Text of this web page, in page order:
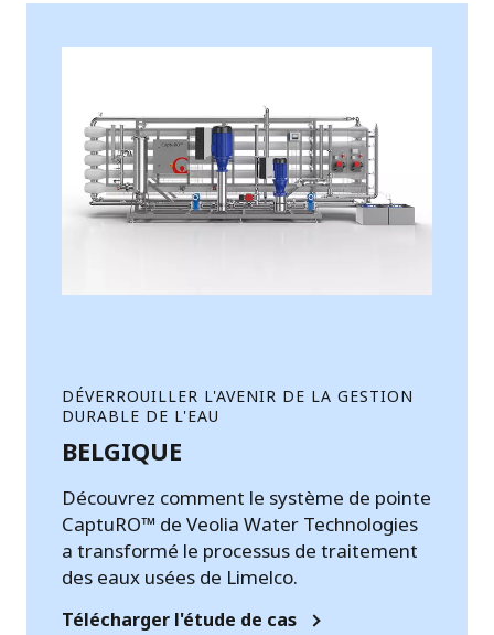
DÉVERROUILLER L'AVENIR DE LA GESTION
DURABLE DE L'EAU
BELGIQUE
Découvrez comment le système de pointe
CaptuRO™ de Veolia Water Technologies
a transformé le processus de traitement
des eaux usées de Limelco.
Télécharger l'étude de cas